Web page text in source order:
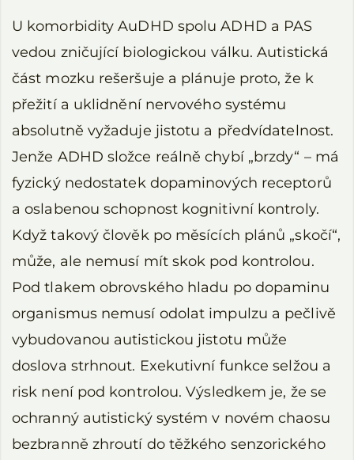
U komorbidity AuDHD spolu ADHD a PAS
vedou zničující biologickou válku. Autistická
část mozku rešeršuje a plánuje proto, že k
přežití a uklidnění nervového systému
absolutně vyžaduje jistotu a předvídatelnost.
Jenže ADHD složce reálně chybí „brzdy“ – má
fyzický nedostatek dopaminových receptorů
a oslabenou schopnost kognitivní kontroly.
Když takový člověk po měsících plánů „skočí“,
může, ale nemusí mít skok pod kontrolou.
Pod tlakem obrovského hladu po dopaminu
organismus nemusí odolat impulzu a pečlivě
vybudovanou autistickou jistotu může
doslova strhnout. Exekutivní funkce selžou a
risk není pod kontrolou. Výsledkem je, že se
ochranný autistický systém v novém chaosu
bezbranně zhroutí do těžkého senzorického